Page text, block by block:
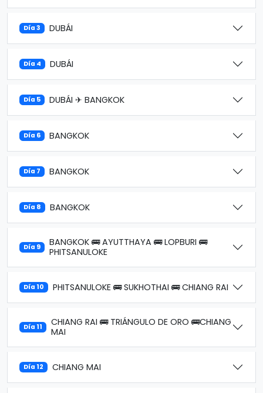
Día 3 DUBÁI
Día 4 DUBÁI
Día 5 DUBÁI ✈ BANGKOK
Día 6 BANGKOK
Día 7 BANGKOK
Día 8 BANGKOK
Día 9
BANGKOK 🚌 AYUTTHAYA 🚌 LOPBURI 🚌
PHITSANULOKE
Día 10 PHITSANULOKE 🚌 SUKHOTHAI 🚌 CHIANG RAI
Día 11
CHIANG RAI 🚌 TRIÁNGULO DE ORO 🚌CHIANG
MAI
Día 12 CHIANG MAI